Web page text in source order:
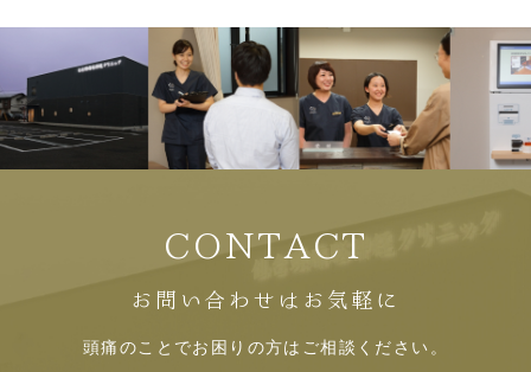
CONTACT
お問い合わせはお気軽に
頭痛のことでお困りの方はご相談ください。